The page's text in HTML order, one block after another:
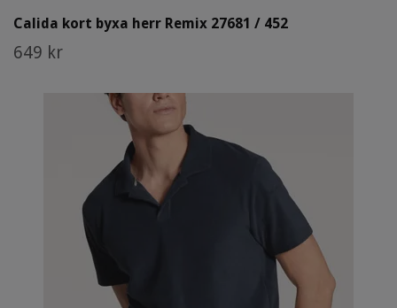
Calida kort byxa herr Remix 27681 / 452
649 kr